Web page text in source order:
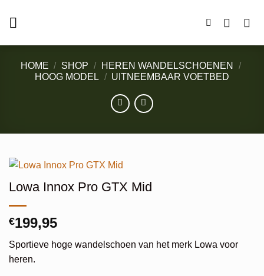
naar
HOME / SHOP / HEREN WANDELSCHOENEN
/
HOOG MODEL / UITNEEMBAAR VOETBED
Lowa Innox Pro GTX Mid
€199,95
Sportieve hoge wandelschoen van het merk Lowa voor
heren.